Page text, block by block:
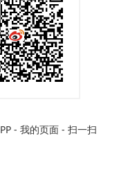
- 我的页面 - 扫一扫